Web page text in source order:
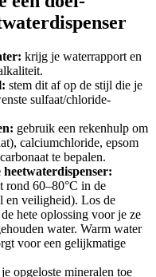
krijg je waterrapport en
stem dit af op de stijl die je
sulfaat/chloride-
gebruik een rekenhulp om
calciumchloride, epsom
te bepalen.
rond 60–80°C in de
en veiligheid). Los de
hete oplossing voor je ze
water. Warm water
voor een gelijkmatige
opgeloste mineralen toe